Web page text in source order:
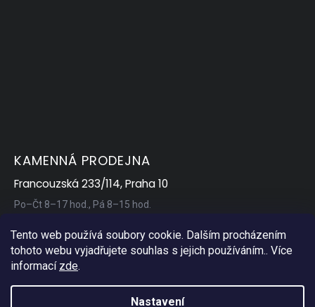
Tento web používá soubory cookie. Dalším procházením
tohoto webu vyjadřujete souhlas s jejich používáním.. Více
informací zde.
Nastavení
KAMENNÁ PRODEJNA
Francouzská 233/114, Praha 10
Po–Čt 8–17 hod., Pá 8–15 hod.